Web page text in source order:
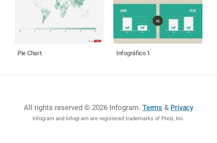
Pie Chart Infográfico 1
All rights reserved © 2026 Infogram.Terms & Privacy
Infogram and Infogr.am are registered trademarks of Prezi, Inc.